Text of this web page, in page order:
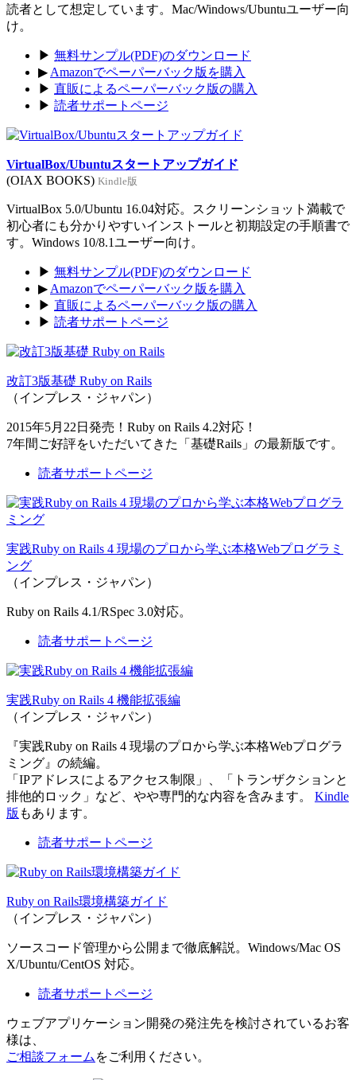
読者として想定しています。Mac/Windows/Ubuntuユーザー向
け。
▶ 無料サンプル(PDF)のダウンロード
▶ Amazonでペーパーバック版を購入
▶ 直販によるペーパーバック版の購入
▶ 読者サポートページ
VirtualBox/Ubuntuスタートアップガイド
(OIAX BOOKS) Kindle版
VirtualBox 5.0/Ubuntu 16.04対応。スクリーンショット満載で
初心者にも分かりやすいインストールと初期設定の手順書で
す。Windows 10/8.1ユーザー向け。
▶ 無料サンプル(PDF)のダウンロード
▶ Amazonでペーパーバック版を購入
▶ 直販によるペーパーバック版の購入
▶ 読者サポートページ
改訂3版基礎 Ruby on Rails
（インプレス・ジャパン）
2015年5月22日発売！Ruby on Rails 4.2対応！
7年間ご好評をいただいてきた「基礎Rails」の最新版です。
読者サポートページ
実践Ruby on Rails 4 現場のプロから学ぶ本格Webプログラミ
ング
（インプレス・ジャパン）
Ruby on Rails 4.1/RSpec 3.0対応。
読者サポートページ
実践Ruby on Rails 4 機能拡張編
（インプレス・ジャパン）
『実践Ruby on Rails 4 現場のプロから学ぶ本格Webプログラ
ミング』の続編。
「IPアドレスによるアクセス制限」、「トランザクションと
排他的ロック」など、やや専門的な内容を含みます。 Kindle
版 もあります。
読者サポートページ
Ruby on Rails環境構築ガイド
（インプレス・ジャパン）
ソースコード管理から公開まで徹底解説。Windows/Mac OS
X/Ubuntu/CentOS 対応。
読者サポートページ
ウェブアプリケーション開発の発注先を検討されているお客
様は、
ご相談フォーム をご利用ください。